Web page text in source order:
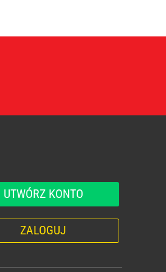
UTWÓRZ KONTO
ZALOGUJ